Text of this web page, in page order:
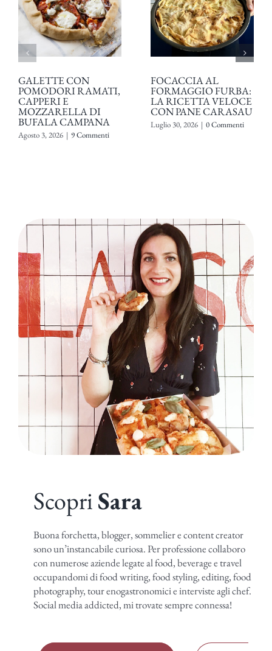
GALETTE CON
POMODORI RAMATI,
CAPPERI E
MOZZARELLA DI
BUFALA CAMPANA
Agosto 3, 2026 | 9 Commenti
FOCACCIA AL
FORMAGGIO FURBA:
LA RICETTA VELOCE
CON PANE CARASAU
Luglio 30, 2026 | 0 Commenti
ScopriSara
Buona forchetta, blogger, sommelier e content creator
sono un’instancabile curiosa. Per professione collaboro
con numerose aziende legate al food, beverage e travel
occupandomi di food writing, food styling, editing, food
photography, tour enogastronomici e interviste agli chef.
Social media addicted, mi trovate sempre connessa!